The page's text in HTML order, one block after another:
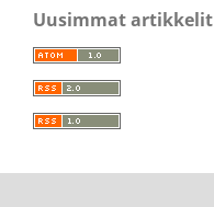
Uusimmat artikkelit